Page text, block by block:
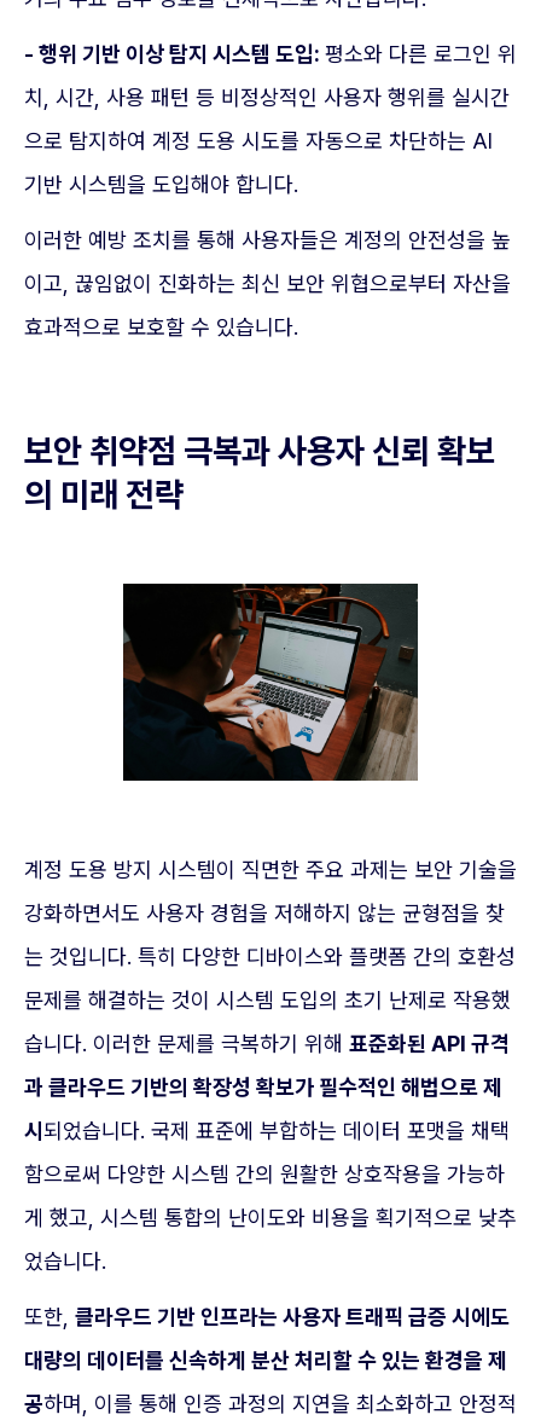
- 행위 기반 이상 탐지 시스템 도입: 평소와 다른 로그인 위
치, 시간, 사용 패턴 등 비정상적인 사용자 행위를 실시간
으로 탐지하여 계정 도용 시도를 자동으로 차단하는 AI
기반 시스템을 도입해야 합니다.
이러한 예방 조치를 통해 사용자들은 계정의 안전성을 높
이고, 끊임없이 진화하는 최신 보안 위협으로부터 자산을
효과적으로 보호할 수 있습니다.
보안 취약점 극복과 사용자 신뢰 확보
의 미래 전략
계정 도용 방지 시스템이 직면한 주요 과제는 보안 기술을
강화하면서도 사용자 경험을 저해하지 않는 균형점을 찾
는 것입니다. 특히 다양한 디바이스와 플랫폼 간의 호환성
문제를 해결하는 것이 시스템 도입의 초기 난제로 작용했
습니다. 이러한 문제를 극복하기 위해 표준화된 API 규격
과 클라우드 기반의 확장성 확보가 필수적인 해법으로 제
시 되었습니다. 국제 표준에 부합하는 데이터 포맷을 채택
함으로써 다양한 시스템 간의 원활한 상호작용을 가능하
게 했고, 시스템 통합의 난이도와 비용을 획기적으로 낮추
었습니다.
또한, 클라우드 기반 인프라는 사용자 트래픽 급증 시에도
대량의 데이터를 신속하게 분산 처리할 수 있는 환경을 제
공하며, 이를 통해 인증 과정의 지연을 최소화하고 안정적